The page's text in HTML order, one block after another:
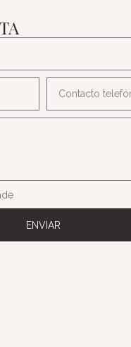
ENVIAR